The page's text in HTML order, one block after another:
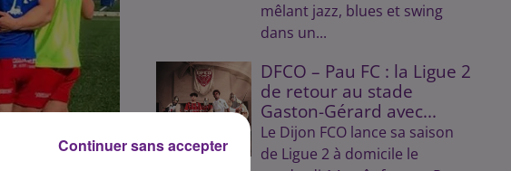
mêlant jazz, blues et swing
dans un...
DFCO – Pau FC : la Ligue 2
de retour au stade
Gaston-Gérard avec...
Le Dijon FCO lance sa saison
de Ligue 2 à domicile le
Continuer sans accepter